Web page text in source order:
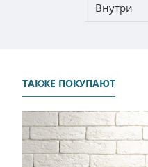
Внутри
ТАКЖЕ ПОКУПАЮТ